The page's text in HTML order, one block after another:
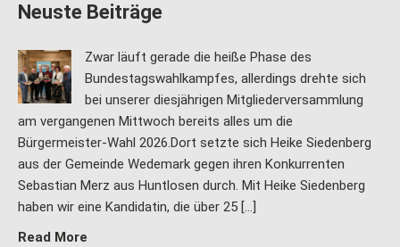
Neuste Beiträge
Zwar läuft gerade die heiße Phase des
Bundestagswahlkampfes, allerdings drehte sich
bei unserer diesjährigen Mitgliederversammlung
am vergangenen Mittwoch bereits alles um die
Bürgermeister-Wahl 2026.Dort setzte sich Heike Siedenberg
aus der Gemeinde Wedemark gegen ihren Konkurrenten
Sebastian Merz aus Huntlosen durch. Mit Heike Siedenberg
haben wir eine Kandidatin, die über 25 […]
Read More